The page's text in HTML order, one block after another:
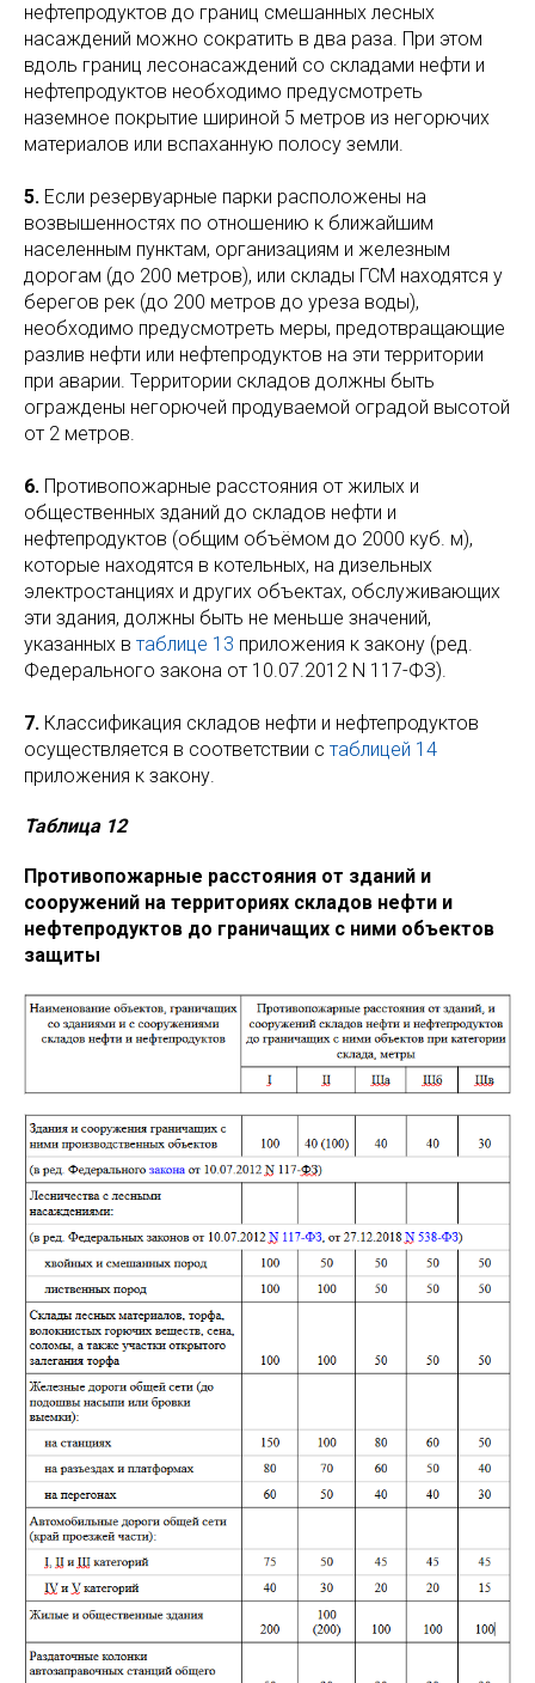
нефтепродуктов до границ смешанных лесных
насаждений можно сократить в два раза. При этом
вдоль границ лесонасаждений со складами нефти и
нефтепродуктов необходимо предусмотреть
наземное покрытие шириной 5 метров из негорючих
материалов или вспаханную полосу земли.
5. Если резервуарные парки расположены на
возвышенностях по отношению к ближайшим
населенным пунктам, организациям и железным
дорогам (до 200 метров), или склады ГСМ находятся у
берегов рек (до 200 метров до уреза воды),
необходимо предусмотреть меры, предотвращающие
разлив нефти или нефтепродуктов на эти территории
при аварии. Территории складов должны быть
ограждены негорючей продуваемой оградой высотой
от 2 метров.
6. Противопожарные расстояния от жилых и
общественных зданий до складов нефти и
нефтепродуктов (общим объёмом до 2000 куб. м),
которые находятся в котельных, на дизельных
электростанциях и других объектах, обслуживающих
эти здания, должны быть не меньше значений,
указанных в таблице 13 приложения к закону (ред.
Федерального закона от 10.07.2012 N 117-ФЗ).
7. Классификация складов нефти и нефтепродуктов
осуществляется в соответствии с таблицей 14
приложения к закону.
Таблица 12
Противопожарные расстояния от зданий и
сооружений на территориях складов нефти и
нефтепродуктов до граничащих с ними объектов
защиты